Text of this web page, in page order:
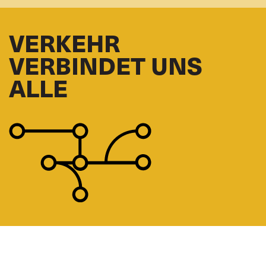
VERKEHR
VERBINDET UNS
ALLE